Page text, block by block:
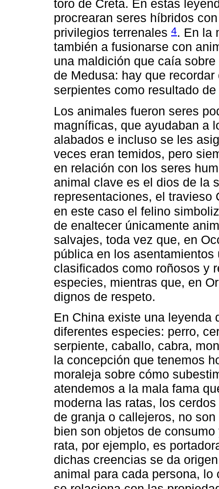
toro de Creta. En estas
procrearan seres híbridos
privilegios terrenales 4. En la
también a fusionarse con
una maldición que caía
de Medusa: hay que
serpientes como resultado
Los animales fueron seres
magníficas, que ayudaban a
alabados e incluso se les
veces eran temidos, pero
en relación con los seres
animal clave es el dios de la
representaciones, el travieso
en este caso el felino
de enaltecer únicamente
salvajes, toda vez que, en
pública en los
clasificados como roñosos y
especies, mientras que, en
dignos de respeto.
En China existe una leyenda
diferentes especies: perro,
serpiente, caballo, cabra,
la concepción que tenemos
moraleja sobre cómo
atendemos a la mala fama
moderna las ratas, los
de granja o callejeros, no
bien son objetos de
rata, por ejemplo, es
dichas creencias se da
animal para cada persona,